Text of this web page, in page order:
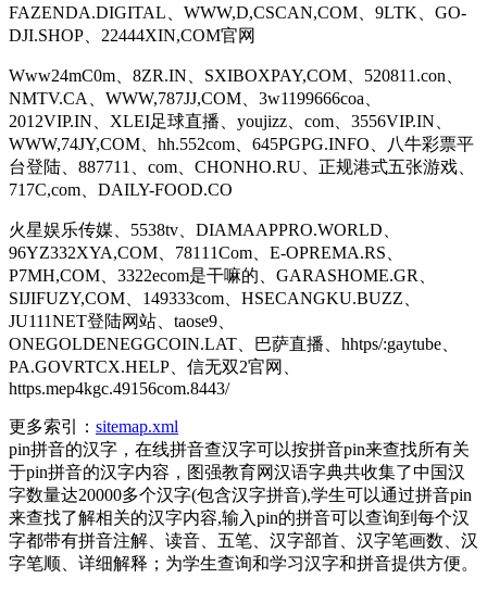
FAZENDA.DIGITAL、WWW,D,CSCAN,COM、9LTK、GO-
DJI.SHOP、22444XIN,COM官网
Www24mC0m、8ZR.IN、SXIBOXPAY,COM、520811.con、
NMTV.CA、WWW,787JJ,COM、3w1199666coa、
2012VIP.IN、XLEI足球直播、youjizz、com、3556VIP.IN、
WWW,74JY,COM、hh.552com、645PGPG.INFO、八牛彩票平
台登陆、887711、com、CHONHO.RU、正规港式五张游戏、
717C,com、DAILY-FOOD.CO
火星娱乐传媒、5538tv、DIAMAAPPRO.WORLD、
96YZ332XYA,COM、78111Com、E-OPREMA.RS、
P7MH,COM、3322ecom是干嘛的、GARASHOME.GR、
SIJIFUZY,COM、149333com、HSECANGKU.BUZZ、
JU111NET登陆网站、taose9、
ONEGOLDENEGGCOIN.LAT、巴萨直播、hhtps/:gaytube、
PA.GOVRTCX.HELP、信无双2官网、
https.mep4kgc.49156com.8443/
更多索引： sitemap.xml
pin拼音的汉字，在线拼音查汉字可以按拼音pin来查找所有关
于pin拼音的汉字内容，图强教育网汉语字典共收集了中国汉
字数量达20000多个汉字(包含汉字拼音),学生可以通过拼音pin
来查找了解相关的汉字内容,输入pin的拼音可以查询到每个汉
字都带有拼音注解、读音、五笔、汉字部首、汉字笔画数、汉
字笔顺、详细解释；为学生查询和学习汉字和拼音提供方便。